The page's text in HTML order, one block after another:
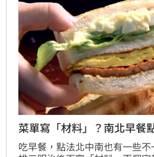
菜單寫「材料」？南北早餐
吃早餐，點法北中南也有一些